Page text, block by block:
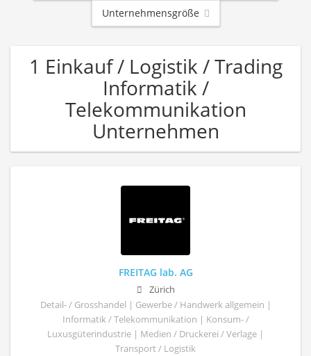
Unternehmensgröße
1 Einkauf / Logistik / Trading
Informatik /
Telekommunikation
Unternehmen
FREITAG lab. AG
Zürich
Detail- / Grosshandel | Gewerbe / Handwerk allgemein |
Informatik / Telekommunikation | Konsum- /
Luxusgüterindustrie | Medien / Druckerei / Verlage |
Transport / Logistik